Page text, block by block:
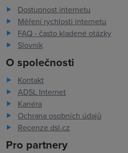
Dostupnost internetu
Měření rychlosti internetu
FAQ - často kladené otázky
Slovník
O společnosti
Kontakt
ADSL Internet
Kariéra
Ochrana osobních údajů
Recenze dsl.cz
Pro partnery